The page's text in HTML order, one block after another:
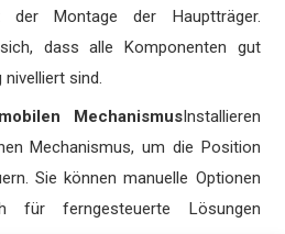
der Montage der Hauptträger.
dass alle Komponenten gut
sind.
MechanismusInstallieren
Mechanismus, um die Position
Sie können manuelle Optionen
für ferngesteuerte Lösungen